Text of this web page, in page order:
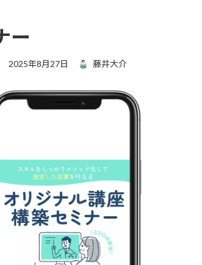
ー
最
新
2025年8月27日 藤井大介